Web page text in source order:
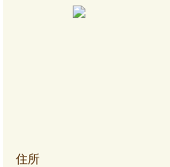
住所